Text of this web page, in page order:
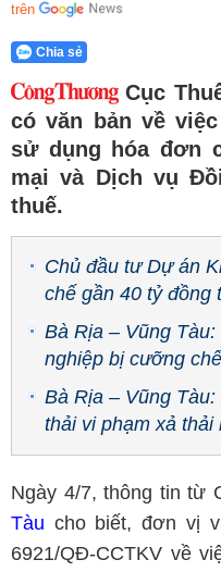
trên
Chia sẻ
Cục
có văn bản về
sử dụng hóa đơn
mại và Dịch vụ
thuế.
Chủ đầu tư Dự án
chế gần 40 tỷ đồng
Bà Rịa – Vũng
nghiệp bị cưỡng
Bà Rịa – Vũng
thải vi phạm xả thải
Ngày 4/7, thông tin từ
Tàu cho biết, đơn vị
6921/QĐ-CCTKV về